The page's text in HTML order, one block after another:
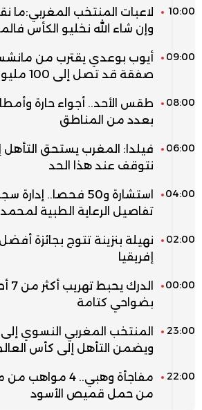
10:00
لاعبات المنتخب المغربي:ما
وإن شاء الله نخليو الكأس
09:00
أيوب بوعدي يقترب من
صفقة قد تصل إلى 100 مليون يورو
08:00
طقس الأحد.. أجواء حارة
بعدد من المناطق
06:00
فيلدا: المغرب يستحق التأهل
نتوقف عند هذا الحد
04:00
استشارة و50 فحصا..
تفاصيل الرعاية الطبية لمحمد
02:00
نهيلة بنزينة تتوج بجائزة
إفريقيا
00:00
بضواحي كتامة
23:00
المنتخب المغربي النسوي
ويضمن التأهل إلى كأس
22:00
من حمل قميص الأسود